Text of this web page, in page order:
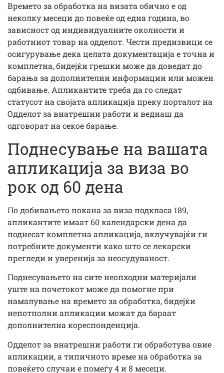
Времето за обработка на визата обично е од
неколку месеци до повеќе од една година, во
зависност од индивидуалните околности и
работниот товар на одделот. Чести предизвици се
осигурување дека целата документација е точна и
комплетна, бидејќи грешки може да доведат до
барања за дополнителни информации или можен
одбивање. Апликантите треба да го следат
статусот на својата апликација преку порталот на
Одделот за внатрешни работи и веднаш да
одговорат на секое барање.
Поднесување на вашата
апликација за виза во
рок од 60 дена
По добивањето покана за виза подкласа 189,
апликантите имаат 60 календарски дена да
поднесат комплетна апликација, вклучувајќи ги
потребните документи како што се лекарски
прегледи и уверенија за неосудуваност.
Поднесувањето на сите неопходни материјали
уште на почетокот може да помогне при
намалување на времето за обработка, бидејќи
непотполни апликации можат да бараат
дополнителна кореспонденција.
Одделот за внатрешни работи ги обработува овие
апликации, а типичното време на обработка за
повеќето случаи е помеѓу 4 и 8 месеци.